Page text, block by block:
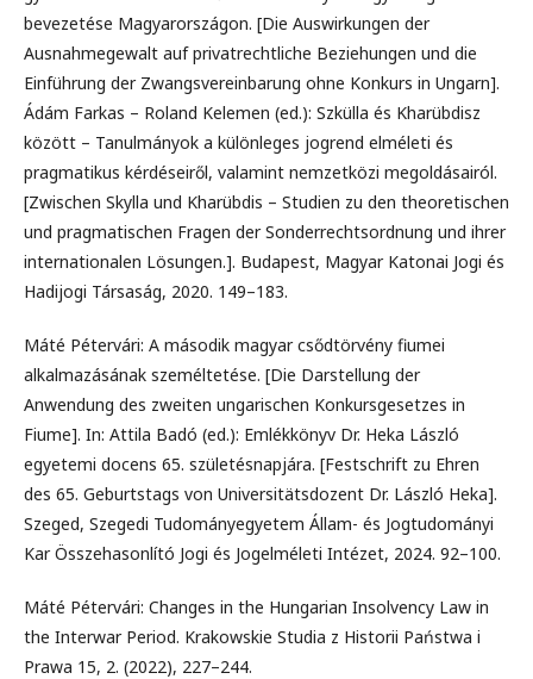
bevezetése Magyarországon. [Die Auswirkungen der
Ausnahmegewalt auf privatrechtliche Beziehungen und die
Einführung der Zwangsvereinbarung ohne Konkurs in Ungarn].
Ádám Farkas – Roland Kelemen (ed.): Szkülla és Kharübdisz
között – Tanulmányok a különleges jogrend elméleti és
pragmatikus kérdéseiről, valamint nemzetközi megoldásairól.
[Zwischen Skylla und Kharübdis – Studien zu den theoretischen
und pragmatischen Fragen der Sonderrechtsordnung und ihrer
internationalen Lösungen.]. Budapest, Magyar Katonai Jogi és
Hadijogi Társaság, 2020. 149–183.
Máté Pétervári: A második magyar csődtörvény fiumei
alkalmazásának személtetése. [Die Darstellung der
Anwendung des zweiten ungarischen Konkursgesetzes in
Fiume]. In: Attila Badó (ed.): Emlékkönyv Dr. Heka László
egyetemi docens 65. születésnapjára. [Festschrift zu Ehren
des 65. Geburtstags von Universitätsdozent Dr. László Heka].
Szeged, Szegedi Tudományegyetem Állam- és Jogtudományi
Kar Összehasonlító Jogi és Jogelméleti Intézet, 2024. 92–100.
Máté Pétervári: Changes in the Hungarian Insolvency Law in
the Interwar Period. Krakowskie Studia z Historii Państwa i
Prawa 15, 2. (2022), 227–244.